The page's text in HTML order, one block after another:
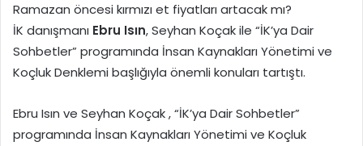
Ramazan öncesi kırmızı et fiyatları artacak mı?
İK danışmanı Ebru Isın, Seyhan Koçak ile “İK’ya Dair
Sohbetler” programında İnsan Kaynakları Yönetimi ve
Koçluk Denklemi başlığıyla önemli konuları tartıştı.
Ebru Isın ve Seyhan Koçak , “İK’ya Dair Sohbetler”
programında İnsan Kaynakları Yönetimi ve Koçluk